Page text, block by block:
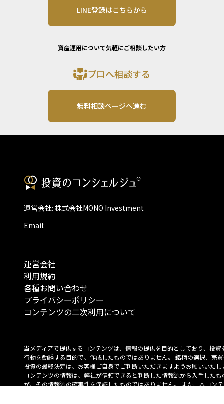
LINE登録はこちらから
資産運用について気軽にご相談したい方
プロへ相談する
無料相談ページへ進む
運営会社: 株式会社MONO Investment
Email:
運営会社
利用規約
各種お問い合わせ
プライバシーポリシー
コンテンツの二次利用について
当メディアで提供するコンテンツは、情報の提供を目的としており、投資
行動を勧誘する目的で、作成したものではありません。 銘柄の選択、売
投資の最終決定は、お客様ご自身でご判断いただきますようお願いいたし
コンテンツの情報は、弊社が信頼できると判断した情報源から入手したも
が、その情報源の確実性を保証したものではありません。 また、本コン